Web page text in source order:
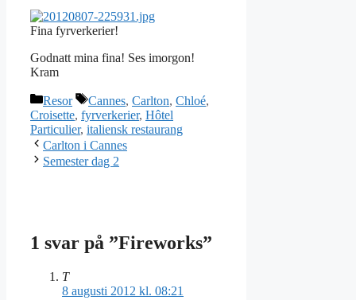
Fina fyrverkerier!
Godnatt mina fina! Ses imorgon!
Kram
Kategorier
Resor Etiketter
Cannes, Carlton, Chloé,
Croisette, fyrverkerier, Hôtel
Particulier, italiensk restaurang
Carlton i Cannes
Semester dag 2
1 svar på ”Fireworks”
T
8 augusti 2012 kl. 08:21